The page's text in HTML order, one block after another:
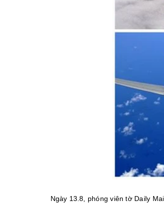
Ngày 13.8, phóng viên tờ Daily